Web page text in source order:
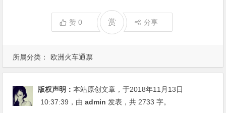
所属分类： 欧洲火车通票
赞0 赏 分享
版权声明：本站原创文章，于2018年11月13日
10:37:39 ，由admin 发表，共 2733 字。